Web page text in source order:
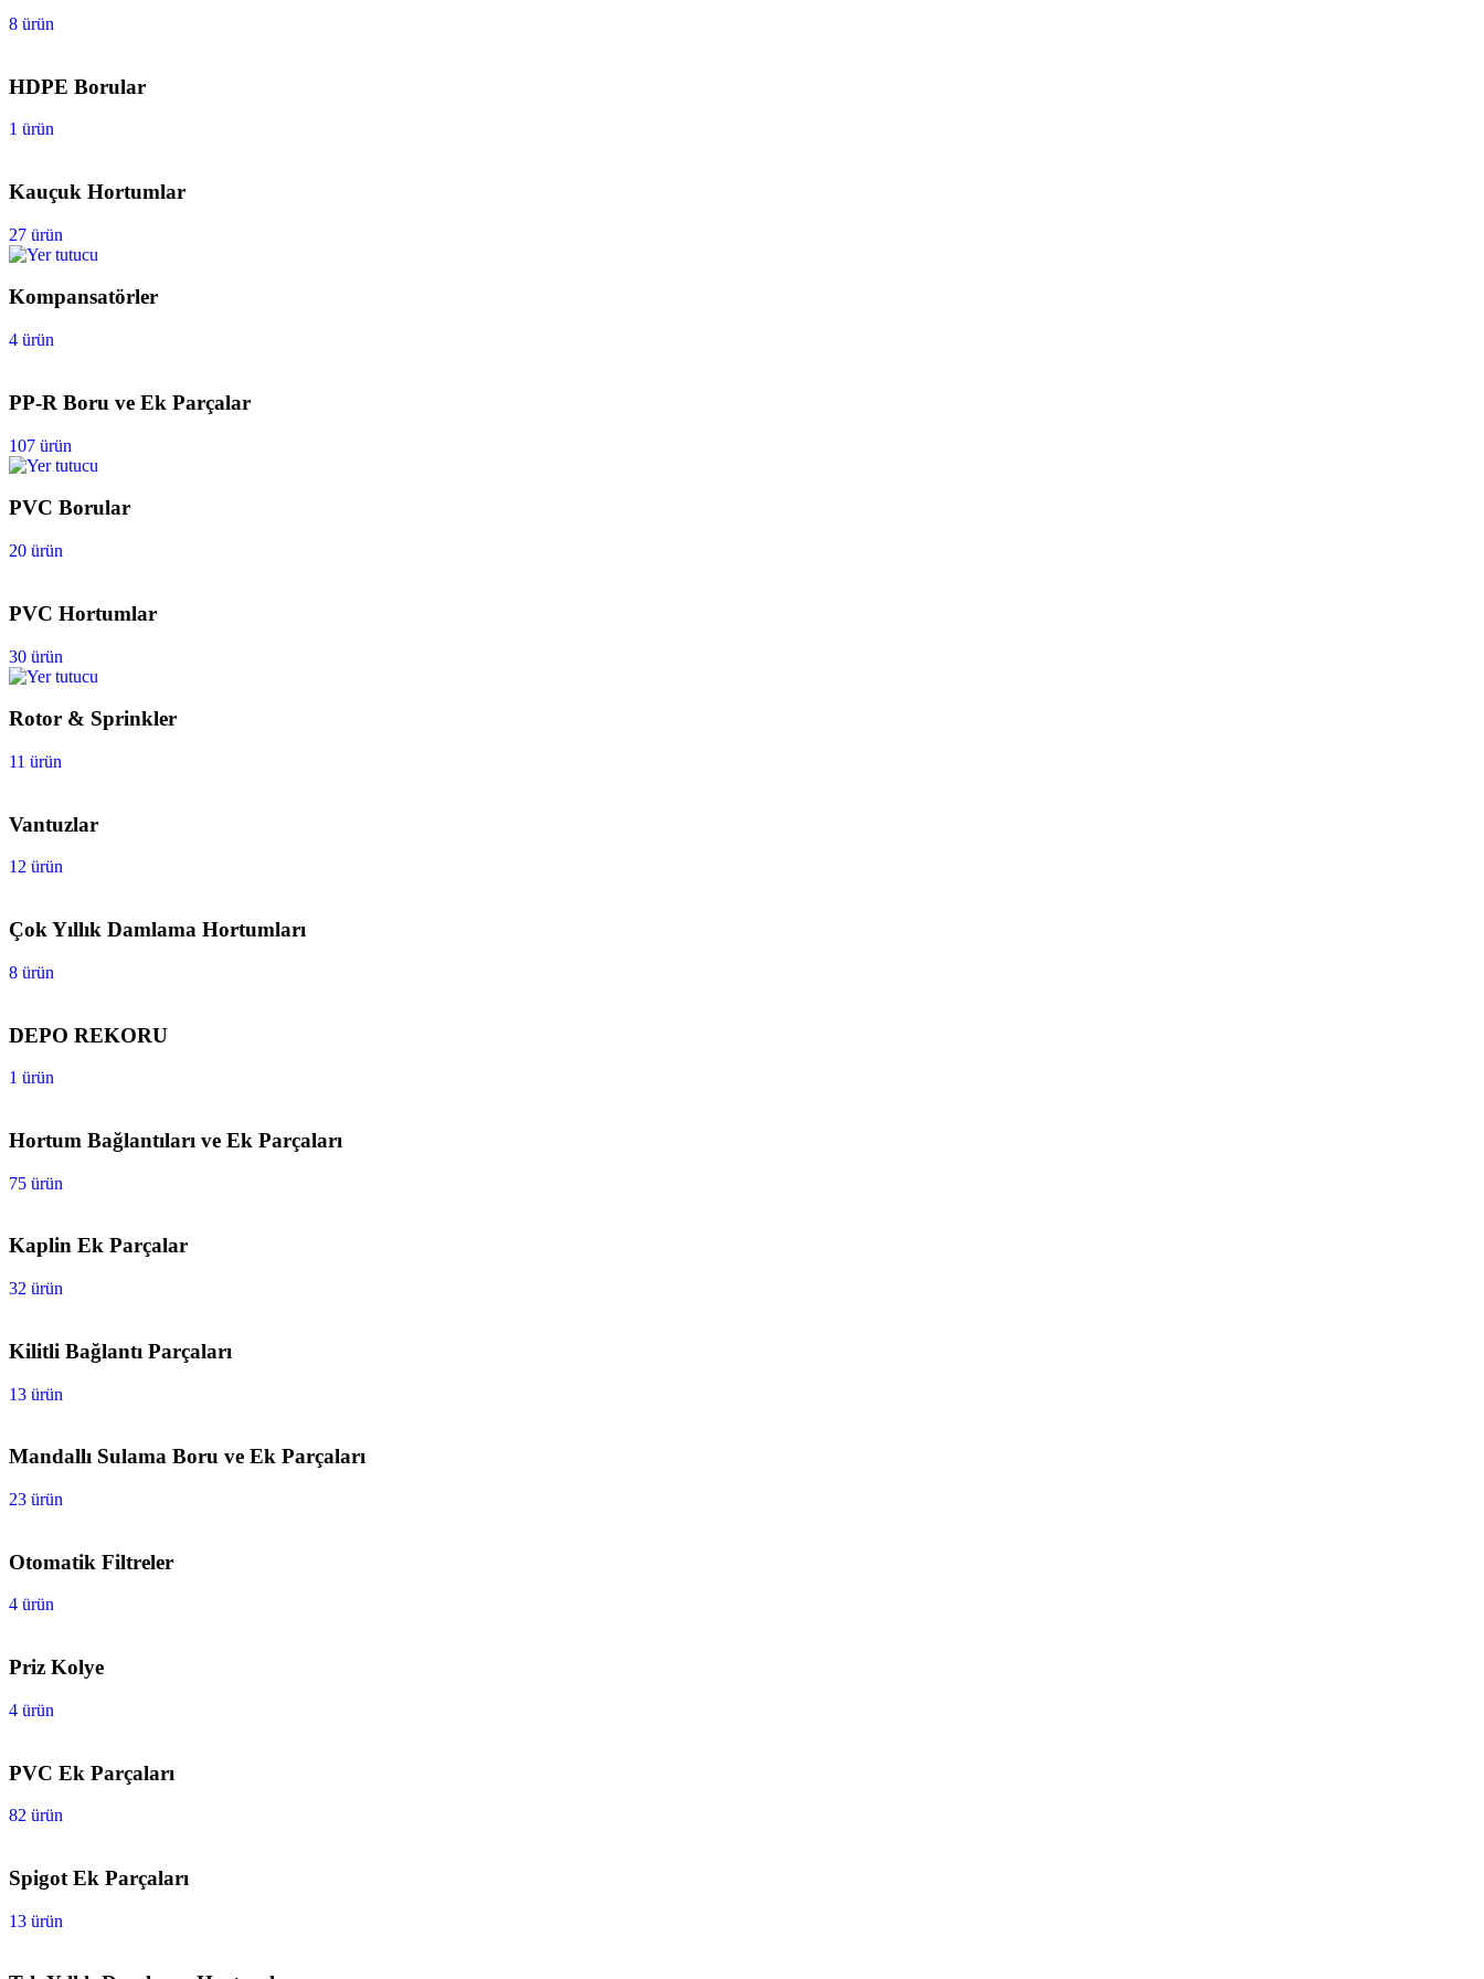
8 ürün
HDPE Borular
1 ürün
Kauçuk Hortumlar
27 ürün
Kompansatörler
4 ürün
PP-R Boru ve Ek Parçalar
107 ürün
PVC Borular
20 ürün
PVC Hortumlar
30 ürün
Rotor & Sprinkler
11 ürün
Vantuzlar
12 ürün
Çok Yıllık Damlama Hortumları
8 ürün
DEPO REKORU
1 ürün
Hortum Bağlantıları ve Ek Parçaları
75 ürün
Kaplin Ek Parçalar
32 ürün
Kilitli Bağlantı Parçaları
13 ürün
Mandallı Sulama Boru ve Ek Parçaları
23 ürün
Otomatik Filtreler
4 ürün
Priz Kolye
4 ürün
PVC Ek Parçaları
82 ürün
Spigot Ek Parçaları
13 ürün